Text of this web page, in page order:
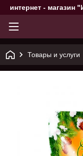
интернет - магазин
Товары и услуги